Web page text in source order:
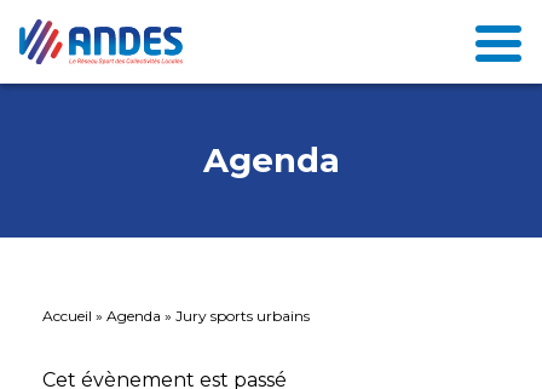
Agenda
Accueil » Agenda » Jury sports urbains
Cet évènement est passé